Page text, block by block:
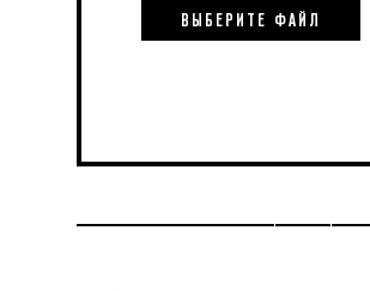
ВЫБЕРИТЕ ФАЙЛ